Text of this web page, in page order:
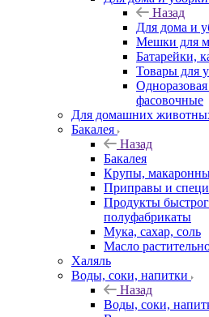
Назад
Для дома и
Мешки для
Батарейки,
Товары для
фасовочные
Для домашних
Бакалея
Назад
Бакалея
Крупы,
Приправы и
Продукты
полуфабрикаты
Мука, сахар, соль
Масло
Халяль
Воды, соки, напитки
Назад
Воды, соки,